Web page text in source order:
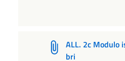
ALL. 2c Modulo
bri